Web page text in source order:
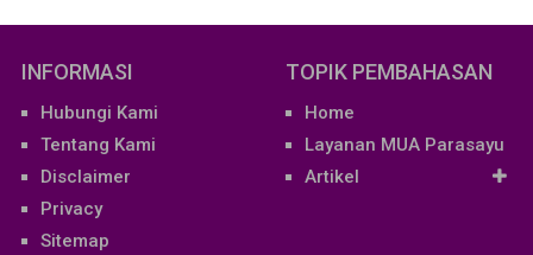
INFORMASI
Hubungi Kami
Tentang Kami
Disclaimer
Privacy
Sitemap
TOPIK PEMBAHASAN
Home
Layanan MUA Parasayu
Artikel